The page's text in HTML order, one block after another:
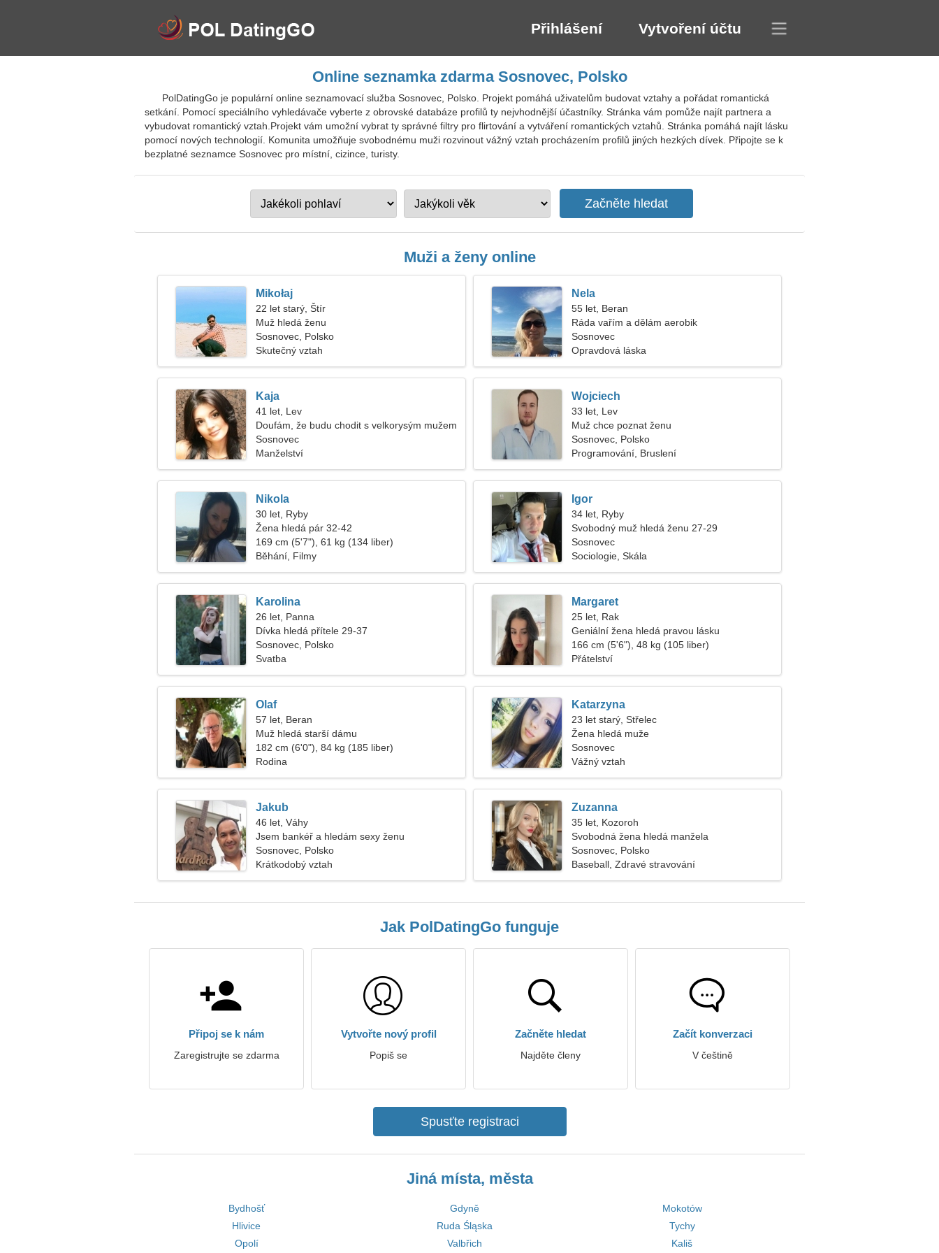
Přihlášení Vytvoření účtu
Online seznamka zdarma Sosnovec, Polsko
PolDatingGo je populární online seznamovací služba Sosnovec, Polsko. Projekt pomáhá uživatelům budovat vztahy a pořádat romantická
setkání. Pomocí speciálního vyhledávače vyberte z obrovské databáze profilů ty nejvhodnější účastníky. Stránka vám pomůže najít partnera a
vybudovat romantický vztah.Projekt vám umožní vybrat ty správné filtry pro flirtování a vytváření romantických vztahů. Stránka pomáhá najít lásku
pomocí nových technologií. Komunita umožňuje svobodnému muži rozvinout vážný vztah procházením profilů jiných hezkých dívek. Připojte se k
bezplatné seznamce Sosnovec pro místní, cizince, turisty.
Muži a ženy online
Mikołaj
22 let starý, Štír
Muž hledá ženu
Sosnovec, Polsko
Skutečný vztah
Nela
55 let, Beran
Ráda vařím a dělám aerobik
Sosnovec
Opravdová láska
Kaja
41 let, Lev
Doufám, že budu chodit s velkorysým mužem
Sosnovec
Manželství
Wojciech
33 let, Lev
Muž chce poznat ženu
Sosnovec, Polsko
Programování, Bruslení
Nikola
30 let, Ryby
Žena hledá pár 32-42
169 cm (5'7"), 61 kg (134 liber)
Běhání, Filmy
Igor
34 let, Ryby
Svobodný muž hledá ženu 27-29
Sosnovec
Sociologie, Skála
Karolina
26 let, Panna
Dívka hledá přítele 29-37
Sosnovec, Polsko
Svatba
Margaret
25 let, Rak
Geniální žena hledá pravou lásku
166 cm (5'6"), 48 kg (105 liber)
Přátelství
Olaf
57 let, Beran
Muž hledá starší dámu
182 cm (6'0"), 84 kg (185 liber)
Rodina
Katarzyna
23 let starý, Střelec
Žena hledá muže
Sosnovec
Vážný vztah
Jakub
46 let, Váhy
Jsem bankéř a hledám sexy ženu
Sosnovec, Polsko
Krátkodobý vztah
Zuzanna
35 let, Kozoroh
Svobodná žena hledá manžela
Sosnovec, Polsko
Baseball, Zdravé stravování
Jak PolDatingGo funguje
Připoj se k nám
Zaregistrujte se zdarma
Vytvořte nový profil
Popiš se
Začněte hledat
Najděte členy
Začít konverzaci
V češtině
Spusťte registraci
Jiná místa, města
Bydhošť Gdyně
Mokotów
Hlivice
Ruda Śląska
Tychy
Opolí
Valbřich Kališ